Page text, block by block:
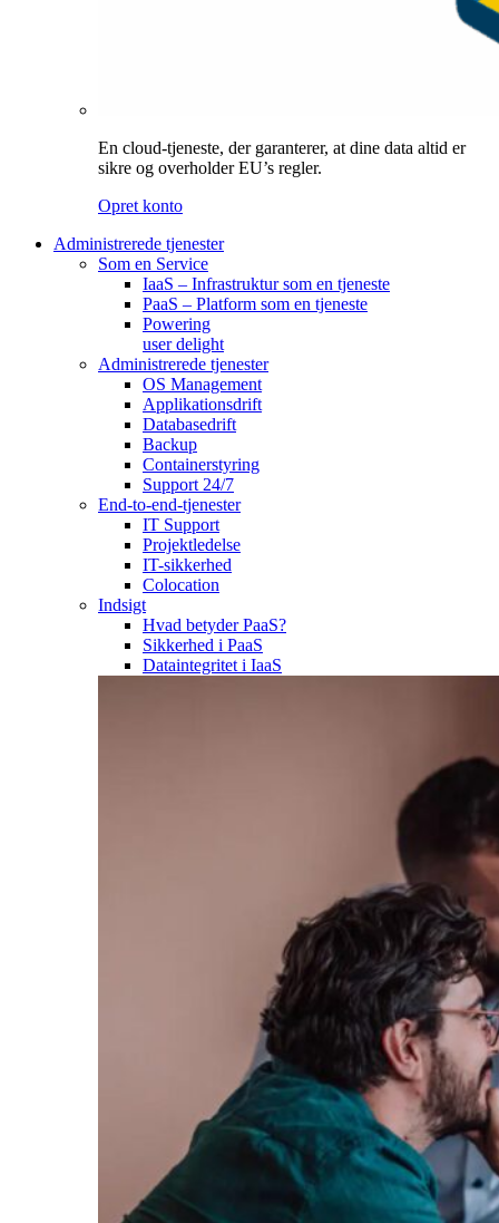
En cloud-tjeneste, der garanterer, at dine data altid er
sikre og overholder EU’s regler.
Opret konto
Administrerede tjenester
Som en Service
IaaS – Infrastruktur som en tjeneste
PaaS – Platform som en tjeneste
Powering
user delight
Administrerede tjenester
OS Management
Applikationsdrift
Databasedrift
Backup
Containerstyring
Support 24/7
End-to-end-tjenester
IT Support
Projektledelse
IT-sikkerhed
Colocation
Indsigt
Hvad betyder PaaS?
Sikkerhed i PaaS
Dataintegritet i IaaS